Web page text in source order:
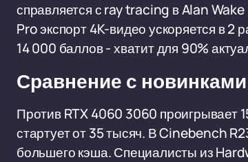
справляется с ray tracing в Alan
Pro экспорт 4K-видео ускоряется в
14 000 баллов - хватит для 90%
Сравнение с
Против RTX 4060 3060 проигрывает
стартует от 35 тысяч. В Cinebench
большего кэша. Специалисты из